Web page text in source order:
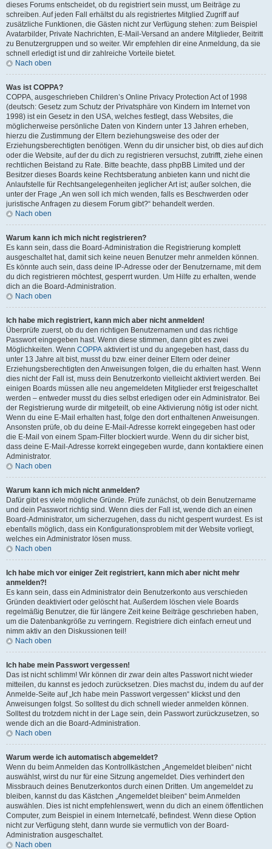
dieses Forums entscheidet, ob du registriert sein musst, um Beiträge zu
schreiben. Auf jeden Fall erhältst du als registriertes Mitglied Zugriff auf
zusätzliche Funktionen, die Gästen nicht zur Verfügung stehen: zum Beispiel
Avatarbilder, Private Nachrichten, E-Mail-Versand an andere Mitglieder, Beitritt
zu Benutzergruppen und so weiter. Wir empfehlen dir eine Anmeldung, da sie
schnell erledigt ist und dir zahlreiche Vorteile bietet.
Nach oben
Was ist COPPA?
COPPA, ausgeschrieben Children’s Online Privacy Protection Act of 1998
(deutsch: Gesetz zum Schutz der Privatsphäre von Kindern im Internet von
1998) ist ein Gesetz in den USA, welches festlegt, dass Websites, die
möglicherweise persönliche Daten von Kindern unter 13 Jahren erheben,
hierzu die Zustimmung der Eltern beziehungsweise des oder der
Erziehungsberechtigten benötigen. Wenn du dir unsicher bist, ob dies auf dich
oder die Website, auf der du dich zu registrieren versuchst, zutrifft, ziehe einen
rechtlichen Beistand zu Rate. Bitte beachte, dass phpBB Limited und der
Besitzer dieses Boards keine Rechtsberatung anbieten kann und nicht die
Anlaufstelle für Rechtsangelegenheiten jeglicher Art ist; außer solchen, die
unter der Frage „An wen soll ich mich wenden, falls es Beschwerden oder
juristische Anfragen zu diesem Forum gibt?“ behandelt werden.
Nach oben
Warum kann ich mich nicht registrieren?
Es kann sein, dass die Board-Administration die Registrierung komplett
ausgeschaltet hat, damit sich keine neuen Benutzer mehr anmelden können.
Es könnte auch sein, dass deine IP-Adresse oder der Benutzername, mit dem
du dich registrieren möchtest, gesperrt wurden. Um Hilfe zu erhalten, wende
dich an die Board-Administration.
Nach oben
Ich habe mich registriert, kann mich aber nicht anmelden!
Überprüfe zuerst, ob du den richtigen Benutzernamen und das richtige
Passwort eingegeben hast. Wenn diese stimmen, dann gibt es zwei
Möglichkeiten. Wenn COPPA aktiviert ist und du angegeben hast, dass du
unter 13 Jahre alt bist, musst du bzw. einer deiner Eltern oder deiner
Erziehungsberechtigten den Anweisungen folgen, die du erhalten hast. Wenn
dies nicht der Fall ist, muss dein Benutzerkonto vielleicht aktiviert werden. Bei
einigen Boards müssen alle neu angemeldeten Mitglieder erst freigeschaltet
werden – entweder musst du dies selbst erledigen oder ein Administrator. Bei
der Registrierung wurde dir mitgeteilt, ob eine Aktivierung nötig ist oder nicht.
Wenn du eine E-Mail erhalten hast, folge den dort enthaltenen Anweisungen.
Ansonsten prüfe, ob du deine E-Mail-Adresse korrekt eingegeben hast oder
die E-Mail von einem Spam-Filter blockiert wurde. Wenn du dir sicher bist,
dass deine E-Mail-Adresse korrekt eingegeben wurde, dann kontaktiere einen
Administrator.
Nach oben
Warum kann ich mich nicht anmelden?
Dafür gibt es viele mögliche Gründe. Prüfe zunächst, ob dein Benutzername
und dein Passwort richtig sind. Wenn dies der Fall ist, wende dich an einen
Board-Administrator, um sicherzugehen, dass du nicht gesperrt wurdest. Es ist
ebenfalls möglich, dass ein Konfigurationsproblem mit der Website vorliegt,
welches ein Administrator lösen muss.
Nach oben
Ich habe mich vor einiger Zeit registriert, kann mich aber nicht mehr
anmelden?!
Es kann sein, dass ein Administrator dein Benutzerkonto aus verschieden
Gründen deaktiviert oder gelöscht hat. Außerdem löschen viele Boards
regelmäßig Benutzer, die für längere Zeit keine Beiträge geschrieben haben,
um die Datenbankgröße zu verringern. Registriere dich einfach erneut und
nimm aktiv an den Diskussionen teil!
Nach oben
Ich habe mein Passwort vergessen!
Das ist nicht schlimm! Wir können dir zwar dein altes Passwort nicht wieder
mitteilen, du kannst es jedoch zurücksetzen. Dies machst du, indem du auf der
Anmelde-Seite auf „Ich habe mein Passwort vergessen“ klickst und den
Anweisungen folgst. So solltest du dich schnell wieder anmelden können.
Solltest du trotzdem nicht in der Lage sein, dein Passwort zurückzusetzen, so
wende dich an die Board-Administration.
Nach oben
Warum werde ich automatisch abgemeldet?
Wenn du beim Anmelden das Kontrollkästchen „Angemeldet bleiben“ nicht
auswählst, wirst du nur für eine Sitzung angemeldet. Dies verhindert den
Missbrauch deines Benutzerkontos durch einen Dritten. Um angemeldet zu
bleiben, kannst du das Kästchen „Angemeldet bleiben“ beim Anmelden
auswählen. Dies ist nicht empfehlenswert, wenn du dich an einem öffentlichen
Computer, zum Beispiel in einem Internetcafé, befindest. Wenn diese Option
nicht zur Verfügung steht, dann wurde sie vermutlich von der Board-
Administration ausgeschaltet.
Nach oben